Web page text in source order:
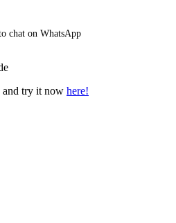
chat on WhatsApp
and try it now here!